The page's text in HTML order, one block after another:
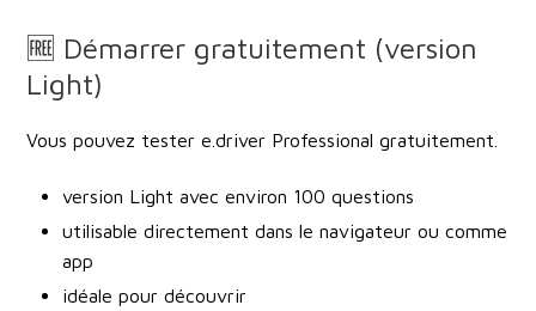
🆓 Démarrer gratuitement (version
Light)
Vous pouvez tester e.driver Professional gratuitement.
version Light avec environ 100 questions
utilisable directement dans le navigateur ou comme
app
idéale pour découvrir